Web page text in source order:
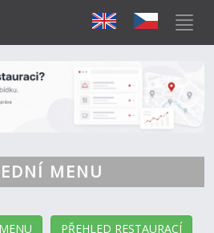
MENU
PŘEHLED RESTAURACÍ